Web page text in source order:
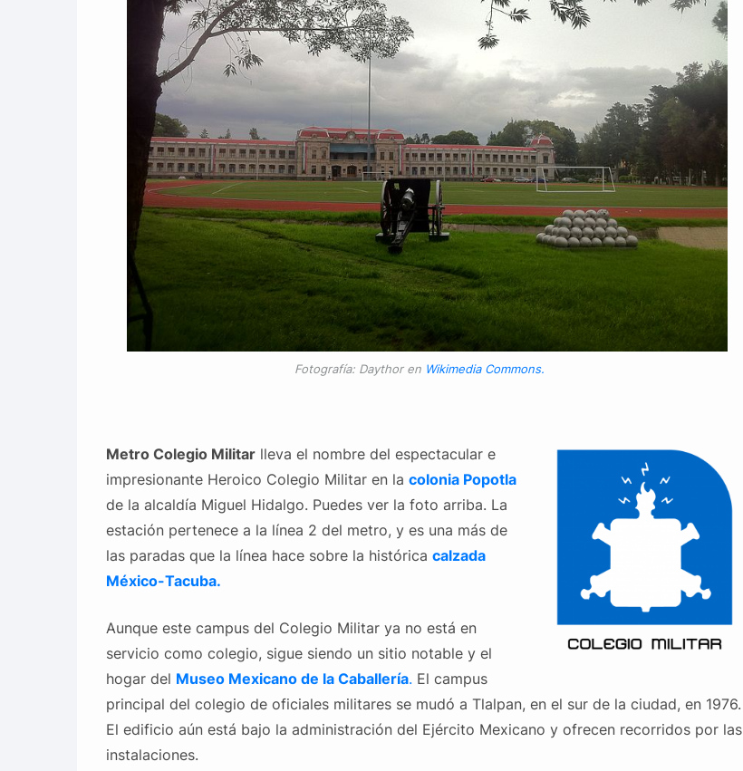
Fotografía: Daythor en Wikimedia Commons.
Metro Colegio Militarlleva el nombre del espectacular e
impresionante Heroico Colegio Militar en la colonia Popotla
de la alcaldía Miguel Hidalgo. Puedes ver la foto arriba. La
estación pertenece a la línea 2 del metro, y es una más de
las paradas que la línea hace sobre la histórica calzada
México-Tacuba.
Aunque este campus del Colegio Militar ya no está en
servicio como colegio, sigue siendo un sitio notable y el
hogar del Museo Mexicano de la Caballería.El campus
principal del colegio de oficiales militares se mudó a Tlalpan, en el sur de la ciudad, en 1976.
El edificio aún está bajo la administración del Ejército Mexicano y ofrecen recorridos por las
instalaciones.